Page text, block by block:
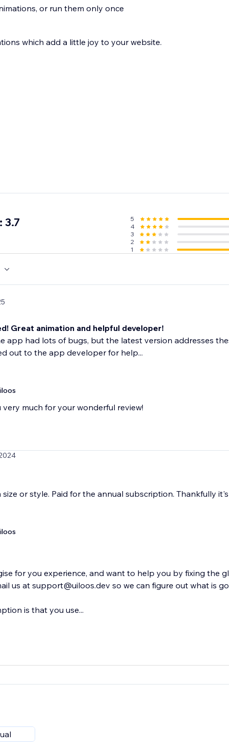
or run them only once
which add a little joy to your website.
3.7 5
4
3
2
1
Great animation and helpful developer!
app had lots of bugs, but the latest version addresses
out to the app developer for help...
very much for your wonderful review!
or style. Paid for the annual subscription. Thankfully
for you experience, and want to help you by fixing the
us at support@uiloos.dev so we can figure out what is
is that you use...